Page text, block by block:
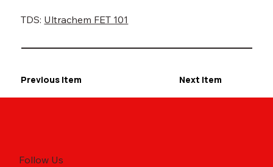
TDS: Ultrachem FET 101
Previous Item Next Item
Follow Us